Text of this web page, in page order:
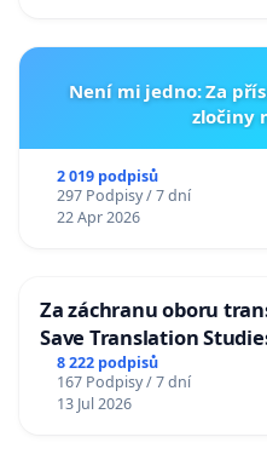
Není mi jedno: Za
zločiny
2 019 podpisů
297 Podpisy / 7 dní
22 Apr 2026
Za záchranu oboru
Save Translation
Charles University
8 222 podpisů
167 Podpisy / 7 dní
13 Jul 2026